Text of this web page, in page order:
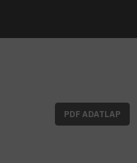
PDF ADATLAP